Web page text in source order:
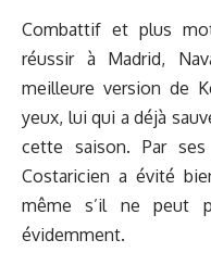
Combattif et plus
réussir à Madrid,
meilleure version de
yeux, lui qui a déjà
cette saison. Par ses
Costaricien a évité
même s’il ne peut
évidemment.